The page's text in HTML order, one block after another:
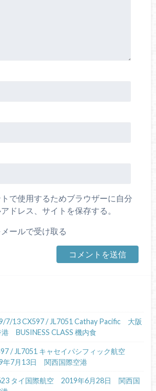
で使用するためブラウザーに自分
ドレス、サイトを保存する。
ールで受け取る
7/13 CX597 / JL7051 Cathay Pacific 大阪
BUSINESS CLASS 機内食
/ JL7051 キャセイパシフィック航空
年7月13日 関西国際空港
タイ国際航空 2019年6月28日 関西国